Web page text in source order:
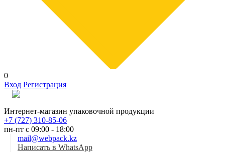
0
Вход Регистрация
Интернет-магазин упаковочной продукции
+7 (727) 310-85-06
пн-пт с 09:00 - 18:00
mail@webpack.kz
Написать в WhatsApp